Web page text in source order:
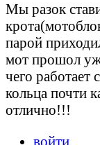
Мы разок
парой
мот прошол
чего
кольца почти
отлично!!!
войти